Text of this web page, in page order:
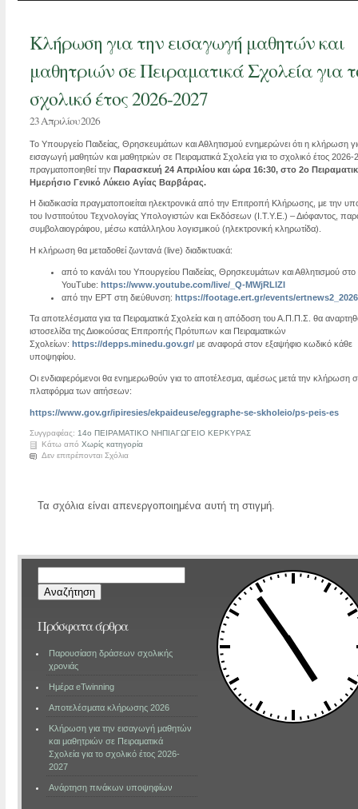
Κλήρωση για την εισαγωγή μαθητών και
μαθητριών σε Πειραματικά Σχολεία για
σχολικό έτος 2026-2027
23 Απριλίου 2026
Το Υπουργείο Παιδείας, Θρησκευμάτων και Αθλητισμού ενημερώνει ότι η κλήρωση
εισαγωγή μαθητών και μαθητριών σε Πειραματικά Σχολεία για το σχολικό έτος 2026-
πραγματοποιηθεί την Παρασκευή 24 Απριλίου και ώρα 16:30, στο 2ο
Ημερήσιο Γενικό Λύκειο Αγίας Βαρβάρας.
Η διαδικασία πραγματοποιείται ηλεκτρονικά από την Επιτροπή Κλήρωσης, με την
του Ινστιτούτου Τεχνολογίας Υπολογιστών και Εκδόσεων (Ι.Τ.Υ.Ε.) – Διόφαντος,
συμβολαιογράφου, μέσω κατάλληλου λογισμικού (ηλεκτρονική κληρωτίδα).
Η κλήρωση θα μεταδοθεί ζωντανά (live) διαδικτυακά:
από το κανάλι του Υπουργείου Παιδείας, Θρησκευμάτων και Αθλητισμού στο
YouTube: https://www.youtube.com/live/_Q-MWjRLIZI
από την ΕΡΤ στη διεύθυνση: https://footage.ert.gr/events/
Τα αποτελέσματα για τα Πειραματικά Σχολεία και η απόδοση του Α.Π.Π.Σ. θα
ιστοσελίδα της Διοικούσας Επιτροπής Πρότυπων και Πειραματικών
Σχολείων: https://depps.minedu.gov.gr/ με αναφορά στον εξαψήφιο κωδικό κάθε
υποψηφίου.
Οι ενδιαφερόμενοι θα ενημερωθούν για το αποτέλεσμα, αμέσως μετά την κλήρωση
πλατφόρμα των αιτήσεων:
https://www.gov.gr/ipiresies/ekpaideuse/eggraphe-se-skholeio/ps-peis-es
Συγγραφέας: 14ο ΠΕΙΡΑΜΑΤΙΚΟ ΝΗΠΙΑΓΩΓΕΙΟ ΚΕΡΚΥΡΑΣ
Κάτω από Χωρίς κατηγορία
Δεν επιτρέπονται Σχόλια
Τα σχόλια είναι απενεργοποιημένα αυτή τη στιγμή.
για:
Πρόσφατα άρθρα
Παρουσίαση δράσεων σχολικής
χρονιάς
Ημέρα eTwinning
Αποτελέσματα κλήρωσης 2026
Κλήρωση για την εισαγωγή μαθητών
και μαθητριών σε Πειραματικά
Σχολεία για το σχολικό έτος 2026-
2027
Ανάρτηση πινάκων υποψηφίων